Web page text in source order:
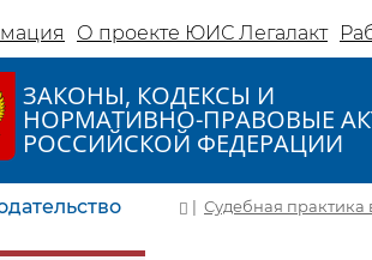
О проекте ЮИС Легалакт
ЗАКОНЫ, КОДЕКСЫ И
НОРМАТИВНО-ПРАВОВЫЕ
РОССИЙСКОЙ ФЕДЕРАЦИИ
| Судебная